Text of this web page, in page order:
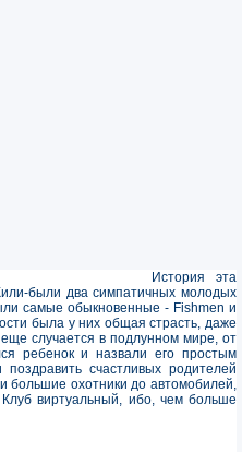
История эта
были два симпатичных молодых
самые обыкновенные - Fishmen и
была у них общая страсть, даже
случается в подлунном мире, от
ребенок и назвали его простым
счастливых родителей
большие охотники до автомобилей,
виртуальный, ибо, чем больше